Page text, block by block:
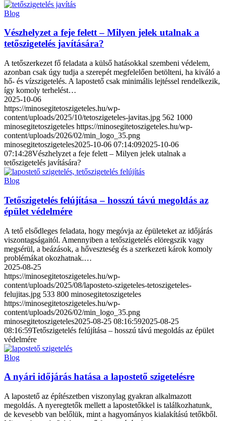
Blog
Vészhelyzet a feje felett – Milyen jelek utalnak a
tetőszigetelés javítására?
A tetőszerkezet fő feladata a külső hatásokkal szembeni védelem,
azonban csak úgy tudja a szerepét megfelelően betölteni, ha kiváló a
hő- és vízszigetelés. A lapostető csak minimális lejtéssel rendelkezik,
így komoly terhelést…
2025-10-06
https://minosegitetoszigeteles.hu/wp-
content/uploads/2025/10/tetoszigeteles-javitas.jpg 562 1000
minosegitetoszigeteles https://minosegitetoszigeteles.hu/wp-
content/uploads/2026/02/min_logo_35.png
minosegitetoszigeteles2025-10-06 07:14:092025-10-06
07:14:28Vészhelyzet a feje felett – Milyen jelek utalnak a
tetőszigetelés javítására?
Blog
Tetőszigetelés felújítása – hosszú távú megoldás az
épület védelmére
A tető elsődleges feladata, hogy megóvja az épületeket az időjárás
viszontagságaitól. Amennyiben a tetőszigetelés elöregszik vagy
megsérül, a beázások, a hőveszteség és a szerkezeti károk komoly
problémákat okozhatnak.…
2025-08-25
https://minosegitetoszigeteles.hu/wp-
content/uploads/2025/08/laposteto-szigeteles-tetoszigeteles-
felujitas.jpg 533 800 minosegitetoszigeteles
https://minosegitetoszigeteles.hu/wp-
content/uploads/2026/02/min_logo_35.png
minosegitetoszigeteles2025-08-25 08:16:592025-08-25
08:16:59Tetőszigetelés felújítása – hosszú távú megoldás az épület
védelmére
Blog
A nyári időjárás hatása a lapostető szigetelésre
A lapostető az építészetben viszonylag gyakran alkalmazott
megoldás. A nyeregtetők mellett a lapostetőkkel is találkozhatunk,
de kevesebb van belőlük, mint a hagyományos kialakítású tetőkből.